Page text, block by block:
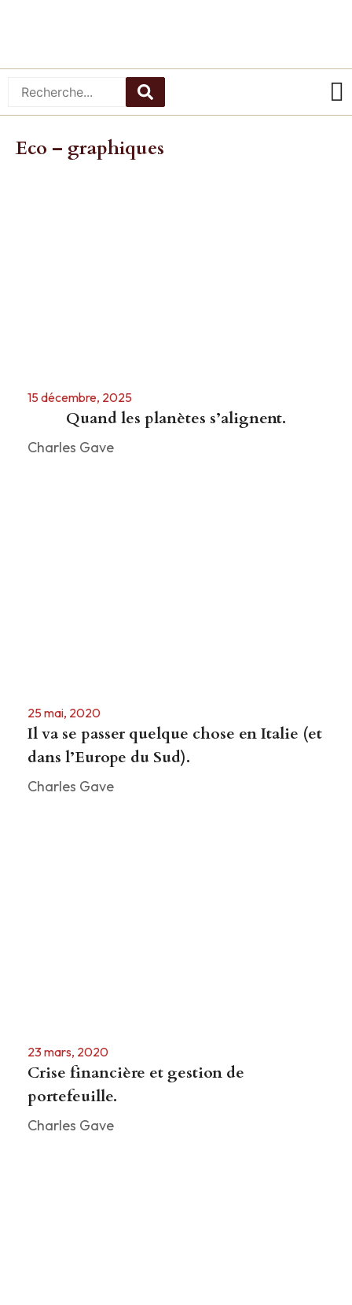
Eco – graphiques
15 décembre, 2025
Quand les planètes s’alignent.
Charles Gave
25 mai, 2020
Il va se passer quelque chose en Italie (et
dans l’Europe du Sud).
Charles Gave
23 mars, 2020
Crise financière et gestion de
portefeuille.
Charles Gave